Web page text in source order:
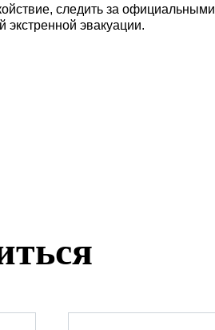
следить за официальными
эвакуации.